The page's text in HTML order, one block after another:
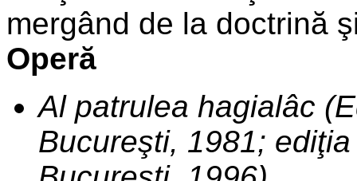
mergând de la doctrină
Operă
Al patrulea hagialâc
Bucureşti, 1981;